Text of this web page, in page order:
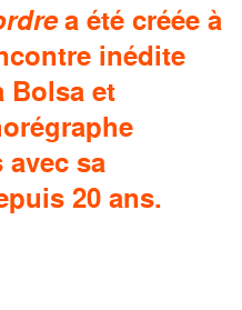
a été créée à
inédite
Bolsa et
sa
20 ans.